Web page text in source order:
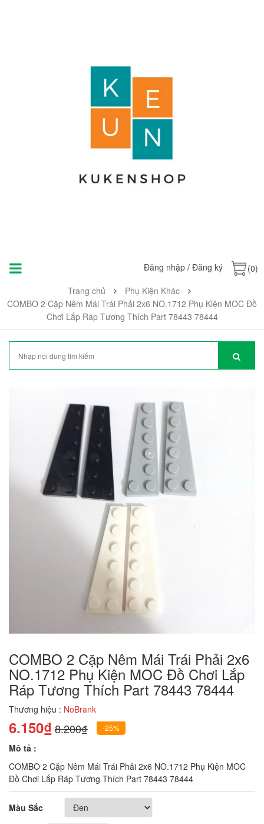
Đăng nhập / Đăng ký
(0)
Trang chủ
Phụ Kiện Khác
COMBO 2 Cặp Nêm Mái Trái Phải 2x6 NO.1712 Phụ Kiện MOC Đồ
Chơi Lắp Ráp Tương Thích Part 78443 78444
COMBO 2 Cặp Nêm Mái Trái Phải 2x6
NO.1712 Phụ Kiện MOC Đồ Chơi Lắp
Ráp Tương Thích Part 78443 78444
Thương hiệu : NoBrank
6.150₫8.200₫ -25%
Mô tả :
COMBO 2 Cặp Nêm Mái Trái Phải 2x6 NO.1712 Phụ Kiện MOC
Đồ Chơi Lắp Ráp Tương Thích Part 78443 78444
Màu Sắc